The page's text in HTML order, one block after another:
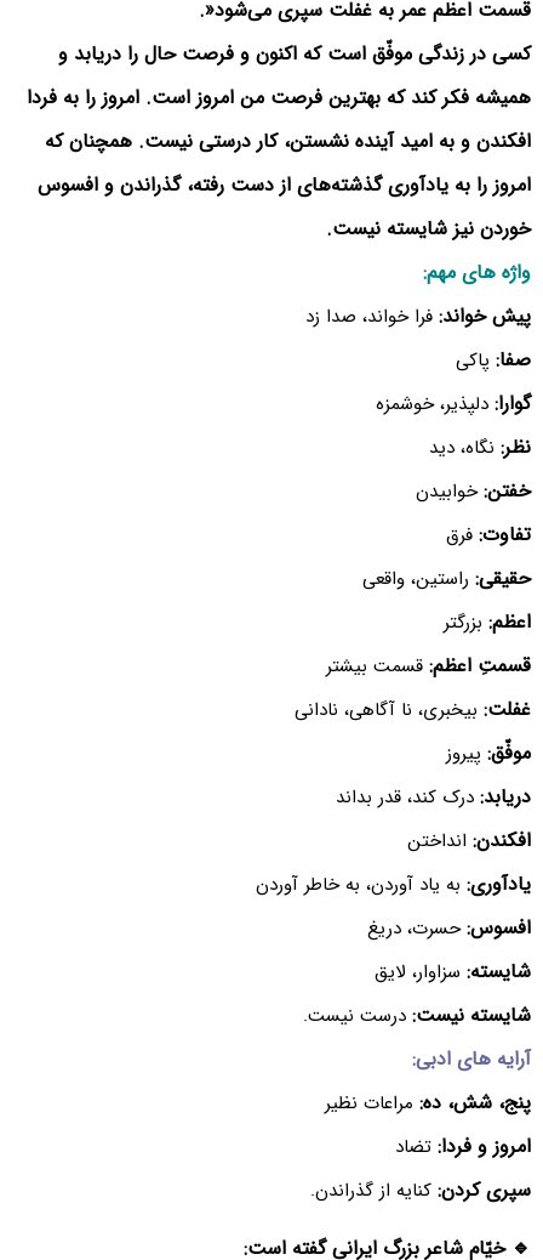
قسمت اعظم عمر به غفلت سپری می‌شود«.
کسی در زندگی موفّق است که اکنون و فرصت حال را دریابد و
همیشه فکر کند که بهترین فرصت من امروز است. امروز را به فردا
افکندن و به امید آینده نشستن، کار درستی نیست. همچنان که
امروز را به یادآوری گذشته‌های از دست رفته، گذراندن و افسوس
خوردن نیز شایسته نیست.
واژه های مهم:
پیش خواند: فرا خواند، صدا زد
صفا: پاکی
گوارا: دلپذیر، خوشمزه
نظر: نگاه، دید
خفتن:خوابیدن
تفاوت: فرق
حقیقی: راستین، واقعی
اعظم: بزرگتر
قسمتِ اعظم: قسمت بیشتر
غفلت: بیخبری، نا آگاهی، نادانی
موفّق: پیروز
دریابد: درک کند، قدر بداند
افکندن: انداختن
یادآوری: به یاد آوردن، به خاطر آوردن
افسوس:حسرت، دریغ
شایسته: سزاوار، لایق
شایسته نیست: درست نیست.
آرایه های ادبی:
پنج، شش، ده: مراعات نظیر
امروز و فردا: تضاد
سپری کردن: کنایه از گذراندن.
🔹 خیّام شاعر بزرگ ایرانی گفته است: